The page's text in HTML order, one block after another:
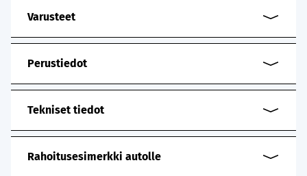
Varusteet
Perustiedot
Tekniset tiedot
Rahoitusesimerkki autolle